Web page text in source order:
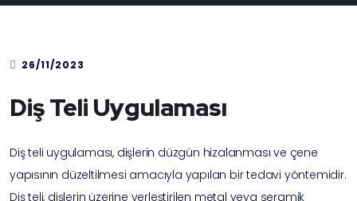
26/11/2023
Diş Teli Uygulaması
Diş teli uygulaması, dişlerin düzgün hizalanması ve çene
yapısının düzeltilmesi amacıyla yapılan bir tedavi yöntemidir.
Diş teli, dişlerin üzerine yerleştirilen metal veya seramik